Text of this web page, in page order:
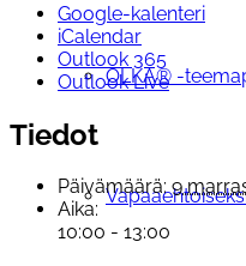
OLKA® -
Google-kalenteri
iCalendar
Outlook 365
Outlook Live
Tiedot
Päivämäärä: 9
Aika:
10:00 - 13:00